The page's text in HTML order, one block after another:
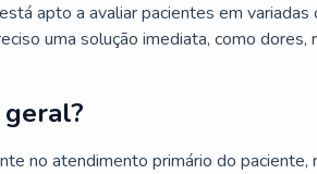
apto a avaliar pacientes em variadas
uma solução imediata, como dores,
no atendimento primário do paciente,